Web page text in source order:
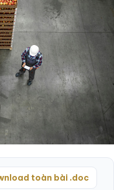
toàn bài .doc